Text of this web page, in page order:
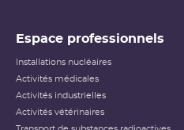
Espace professionnels
Installations nucléaires
Activités médicales
Activités industrielles
Activités vétérinaires